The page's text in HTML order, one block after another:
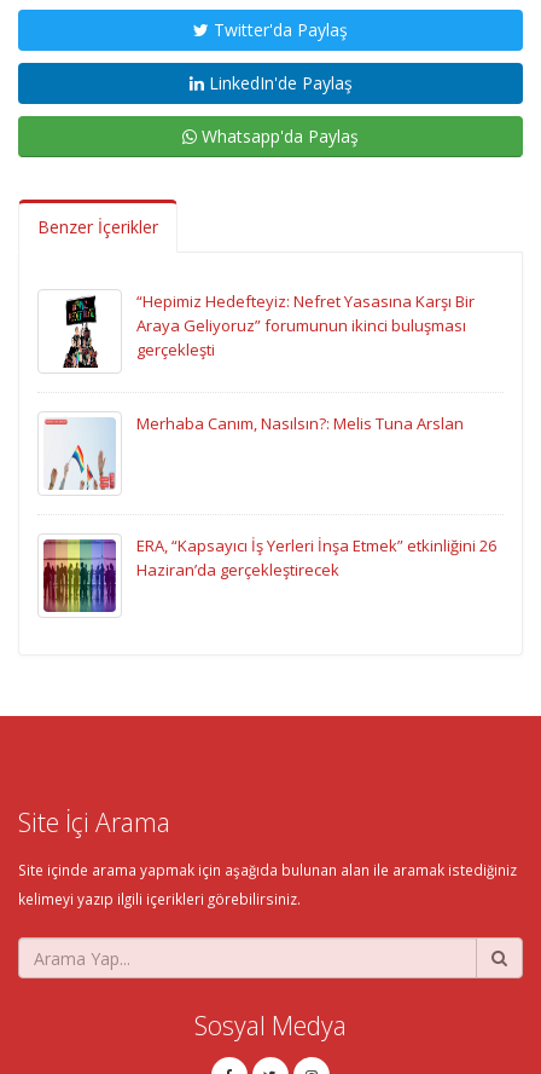
Twitter'da Paylaş
LinkedIn'de Paylaş
Whatsapp'da Paylaş
Benzer İçerikler
“Hepimiz Hedefteyiz: Nefret Yasasına Karşı Bir
Araya Geliyoruz” forumunun ikinci buluşması
gerçekleşti
Merhaba Canım, Nasılsın?: Melis Tuna Arslan
ERA, “Kapsayıcı İş Yerleri İnşa Etmek” etkinliğini 26
Haziran’da gerçekleştirecek
Site İçi Arama
Site içinde arama yapmak için aşağıda bulunan alan ile aramak istediğiniz
kelimeyi yazıp ilgili içerikleri görebilirsiniz.
Sosyal Medya